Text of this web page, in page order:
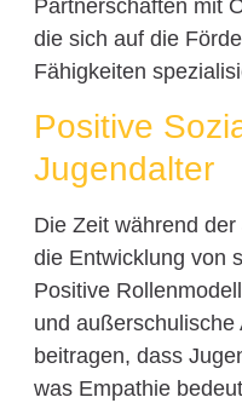
Partnerschaften mit
die sich auf die
Fähigkeiten
Positive
Jugendalter
Die Zeit während
die Entwicklung von
Positive
und
beitragen, dass
was Empathie